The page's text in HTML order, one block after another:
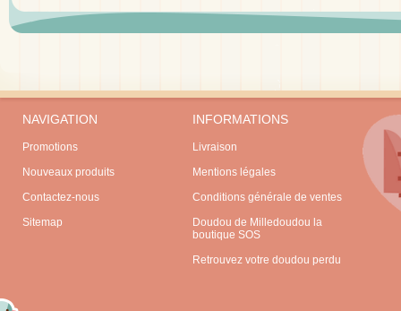
NAVIGATION
Promotions
Nouveaux produits
Contactez-nous
Sitemap
INFORMATIONS
Livraison
Mentions légales
Conditions générale de ventes
Doudou de Milledoudou la
boutique SOS
Retrouvez votre doudou perdu